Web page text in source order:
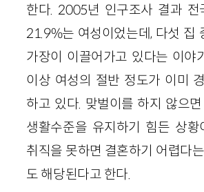
한다. 2005년 인구조사 결과 전
21.9%는 여성이었는데, 다섯 집
가장이 이끌어가고 있다는 이야
이상 여성의 절반 정도가 이미
하고 있다. 맞벌이를 하지 않으
생활수준을 유지하기 힘든 상
취직을 못하면 결혼하기 어렵다
도 해당된다고 한다.